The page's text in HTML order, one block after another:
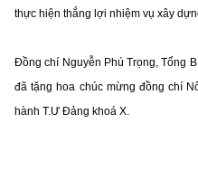
thực hiện thắng lợi nhiệm vụ xây
Đồng chí Nguyễn Phú Trọng, Tổng
đã tặng hoa chúc mừng đồng chí
hành T.Ư Đảng khoá X.